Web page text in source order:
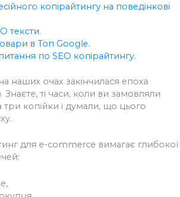
копірайтингу на поведінкові
тексти.
в Топ Google.
по SEO копірайтингу.
наших очах закінчилася епоха
Знаєте, ті часи, коли ви замовляли
копійки і думали, що цього
для e-commerce вимагає глибокої